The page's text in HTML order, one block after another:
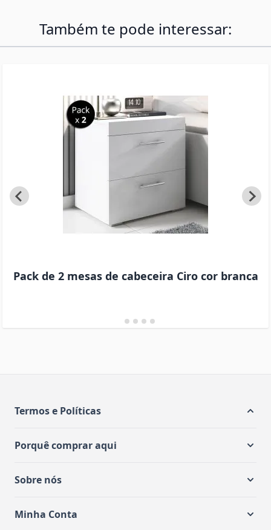
Também te pode interessar:
Pack de 2 mesas de cabeceira Ciro cor branca
Termos e Políticas
Porquê comprar aqui
Sobre nós
Minha Conta